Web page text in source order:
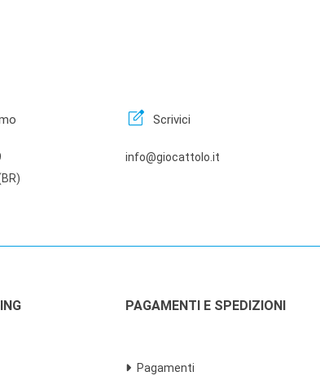
edit_square Scrivici
info@giocattolo.it
PAGAMENTI E SPEDIZIONI
Pagamenti